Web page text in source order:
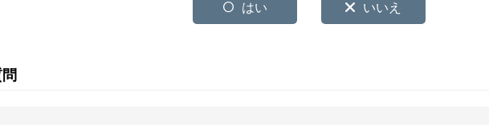
はい いいえ